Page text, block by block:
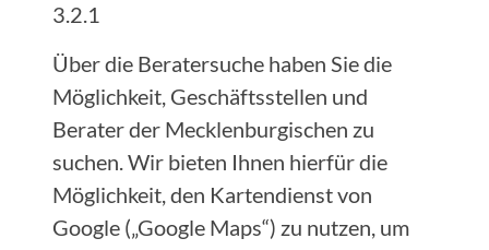
3.2.1
Über die Beratersuche haben Sie die
Möglichkeit, Geschäftsstellen und
Berater der Mecklenburgischen zu
suchen. Wir bieten Ihnen hierfür die
Möglichkeit, den Kartendienst von
Google („Google Maps“) zu nutzen, um